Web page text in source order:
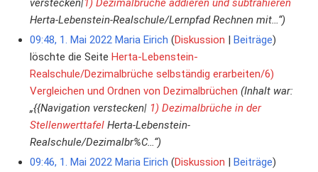
verstecken|1) Dezimalbrüche addieren und subtrahieren
Herta-Lebenstein-Realschule/Lernpfad Rechnen mit…“)
09:48, 1. Mai 2022 Maria Eirich Diskussion
Beiträge
löschte die Seite Herta-Lebenstein-
Realschule/Dezimalbrüche selbständig erarbeiten/6)
Vergleichen und Ordnen von Dezimalbrüchen (Inhalt war:
„{{Navigation verstecken| 1) Dezimalbrüche in der
StellenwerttafelHerta-Lebenstein-
Realschule/Dezimalbr%C…“)
09:46, 1. Mai 2022 Maria Eirich Diskussion
Beiträge